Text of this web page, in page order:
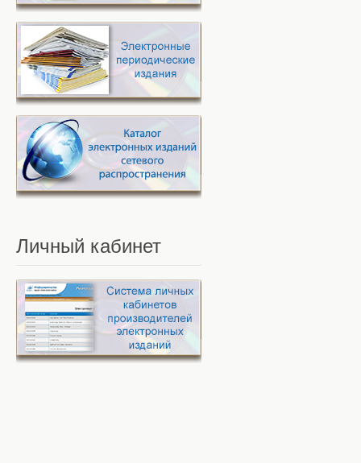
Личный кабинет